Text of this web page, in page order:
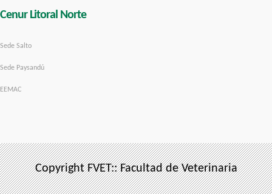
Cenur Litoral Norte
Sede Salto
Sede Paysandú
EEMAC
Copyright FVET:: Facultad de Veterinaria